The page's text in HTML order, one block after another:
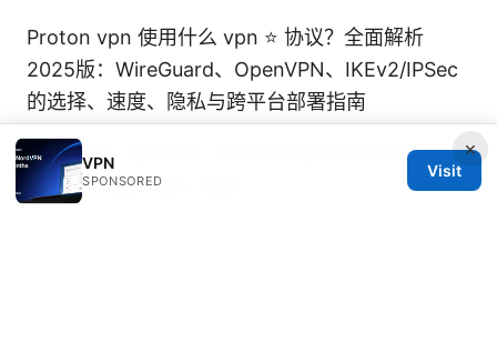
Proton vpn 使用什么 vpn ⭐ 协议？全面解析
2025版：WireGuard、OpenVPN、IKEv2/IPSec
的选择、速度、隐私与跨平台部署指南
Surfshark vpn port forwarding the ultimate
guide to getting it right
×
VPN
SPONSORED
Visit